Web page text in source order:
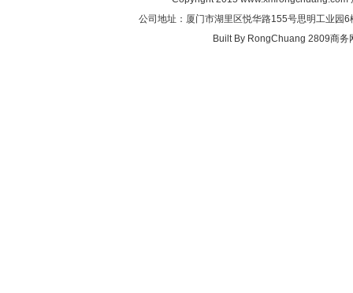
公司地址：厦门市湖里区悦华路155号思明工业园
Built By RongChuang 2809商务